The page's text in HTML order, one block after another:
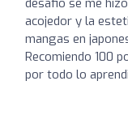
acojedor y la
mangas en
Recomiendo 100
por todo lo